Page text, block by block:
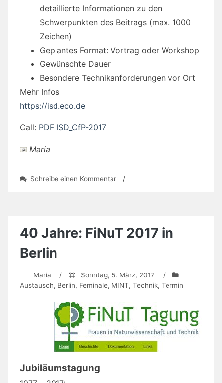
detaillierte Informationen zu den
Schwerpunkten des Beitrags (max. 1000
Zeichen)
Geplantes Format: Vortrag oder Workshop
Gewünschte Dauer
Besondere Technikanforderungen vor Ort
Mehr Infos
https://isd.eco.de
Call: PDF ISD_CfP-2017
Maria
Schreibe einen Kommentarzu
Days
/
40 Jahre: FiNuT 2017 in
Berlin
Maria / Sonntag, 5. März, 2017
/
Austausch, Berlin, Feminale, MINT, Technik, Termin
Jubiläumstagung